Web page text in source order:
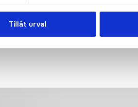
Tillåt urval
och